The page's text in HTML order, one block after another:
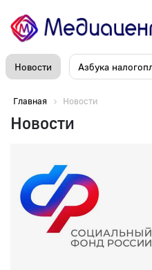
Новости Азбука
Главная Новости
Новости